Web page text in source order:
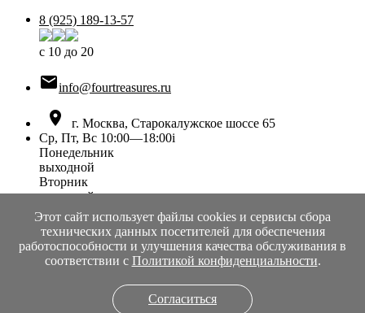
Этот сайт использует файлы cookies и сервисы сбора
технических данных посетителей для обеспечения
работоспособности и улучшения качества обслуживания в
соответствии с Политикой конфиденциальности.
Согласиться
8 (925) 189-13-57
с 10 до 20
info@fourtreasures.ru

г. Москва, Старокалужское шоссе 65
Ср, Пт, Вс 10:00—18:00i
Понедельник
выходной
Вторник
выходной
Среда
10:00 — 18:00
Четверг
выходной
Пятница